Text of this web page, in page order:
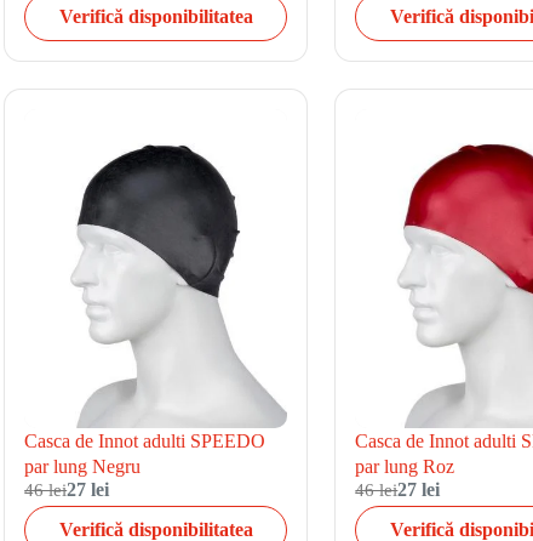
Verifică disponibilitatea
Verifică
Casca de Innot adulti SPEEDO
par lung Negru
46 lei27 lei
Verifică disponibilitatea
Casca de Innot adulti
par lung Roz
46 lei27 lei
Verifică